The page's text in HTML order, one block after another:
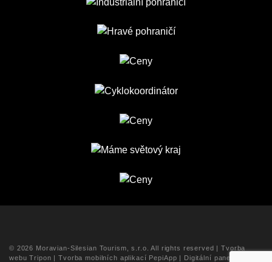
© 2026 Moravian-Silesian Tourism, s.r.o. All rights reserved |Tvorba
webu Tripon |Tvorba mobilních aplikací PepiApp | Digitální panely